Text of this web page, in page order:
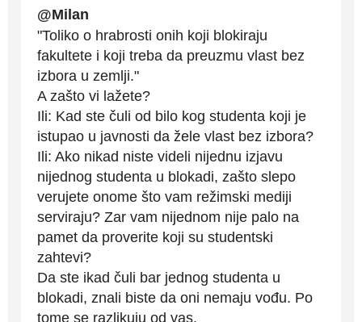
@Milan
"Toliko o hrabrosti onih koji blokiraju
fakultete i koji treba da preuzmu vlast bez
izbora u zemlji."
A zašto vi lažete?
Ili: Kad ste čuli od bilo kog studenta koji je
istupao u javnosti da žele vlast bez izbora?
Ili: Ako nikad niste videli nijednu izjavu
nijednog studenta u blokadi, zašto slepo
verujete onome što vam režimski mediji
serviraju? Zar vam nijednom nije palo na
pamet da proverite koji su studentski
zahtevi?
Da ste ikad čuli bar jednog studenta u
blokadi, znali biste da oni nemaju vođu. Po
tome se razlikuju od vas.